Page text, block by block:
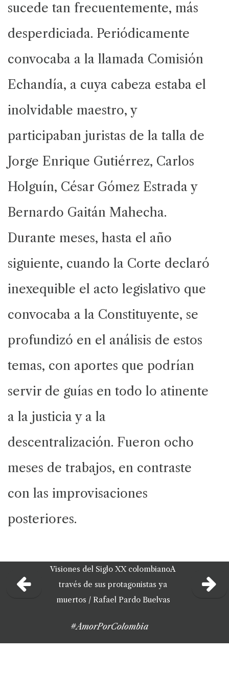
sucede tan frecuentemente, más
desperdiciada. Periódicamente
convocaba a la llamada Comisión
Echandía, a cuya cabeza estaba el
inolvidable maestro, y
participaban juristas de la talla de
Jorge Enrique Gutiérrez, Carlos
Holguín, César Gómez Estrada y
Bernardo Gaitán Mahecha.
Durante meses, hasta el año
siguiente, cuando la Corte declaró
inexequible el acto legislativo que
convocaba a la Constituyente, se
profundizó en el análisis de estos
temas, con aportes que podrían
servir de guías en todo lo atinente
a la justicia y a la
descentralización. Fueron ocho
meses de trabajos, en contraste
con las improvisaciones
posteriores.
Visiones del Siglo XX colombianoA
través de sus protagonistas ya
muertos / Rafael Pardo Buelvas
#AmorPorColombia